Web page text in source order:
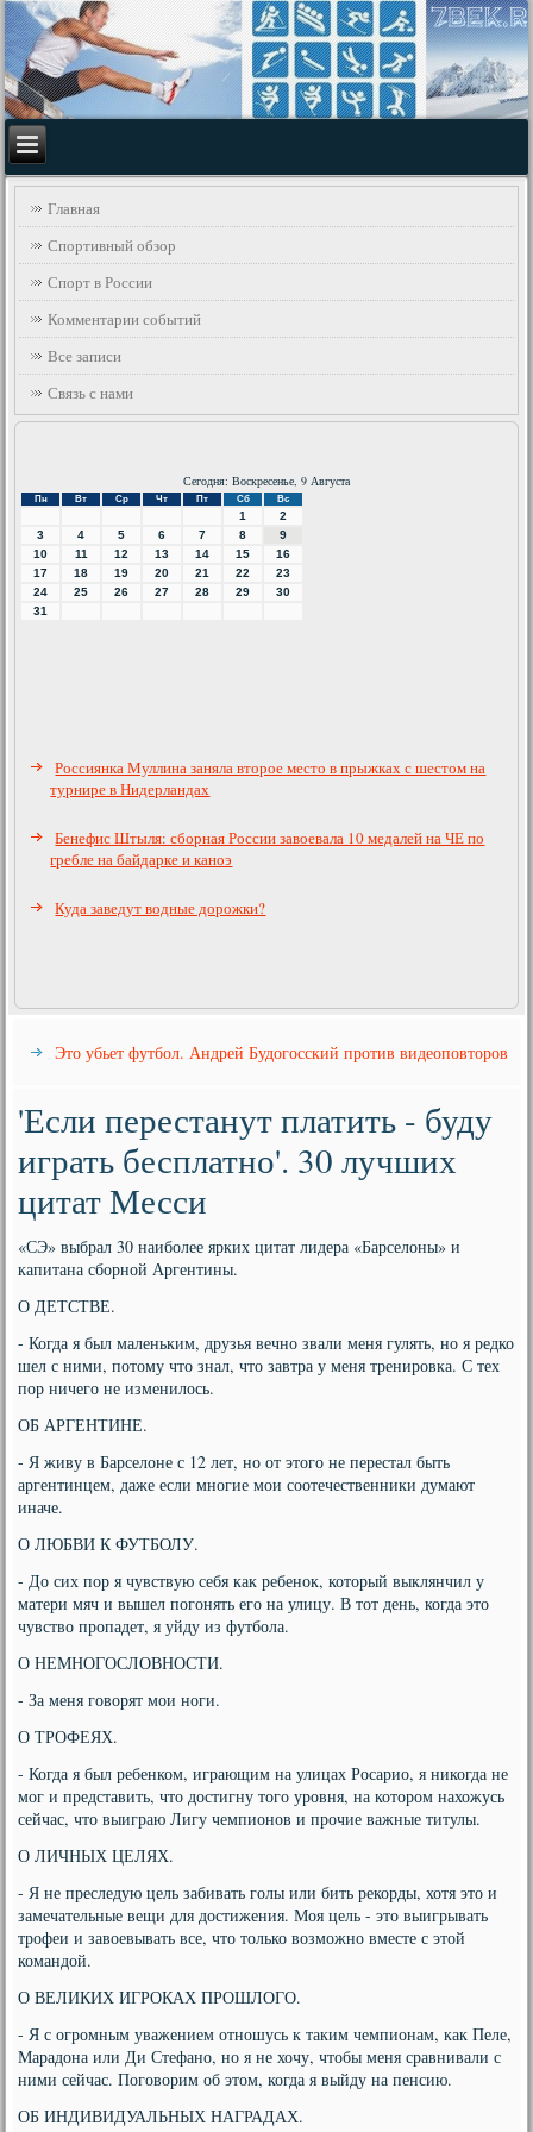
Главная
Спортивный обзор
Спорт в России
Комментарии событий
Все записи
Связь с нами
Сегодня: Воскресенье, 9 Августа
Пн Вт Ср Чт Пт Сб Вс
1
2
3
4 5 6 7 8
9
10
11 12 13 14 15
16
17
18 19 20 21 22
23
24
25 26 27 28 29
30
31
Россиянка Муллина заняла второе место в прыжках с шестом на
турнире в Нидерландах
Бенефис Штыля: сборная России завоевала 10 медалей на ЧЕ по
гребле на байдарке и каноэ
Куда заведут водные дорожки?
Это убьет футбол. Андрей Будогосский против видеоповторов
'Если перестанут платить - буду
играть бесплатно'. 30 лучших
цитат Месси
«СЭ» выбрал 30 наиболее ярких цитат лидера «Барселоны» и
капитана сборной Аргентины.
О ДЕТСТВЕ.
- Когда я был маленьким, друзья вечно звали меня гулять, но я редко
шел с ними, потому что знал, что завтра у меня тренировка. С тех
пор ничего не изменилось.
ОБ АРГЕНТИНЕ.
- Я живу в Барселоне с 12 лет, но от этого не перестал быть
аргентинцем, даже если многие мои соотечественники думают
иначе.
О ЛЮБВИ К ФУТБОЛУ.
- До сих пор я чувствую себя как ребенок, который выклянчил у
матери мяч и вышел погонять его на улицу. В тот день, когда это
чувство пропадет, я уйду из футбола.
О НЕМНОГОСЛОВНОСТИ.
- За меня говорят мои ноги.
О ТРОФЕЯХ.
- Когда я был ребенком, играющим на улицах Росарио, я никогда не
мог и представить, что достигну того уровня, на котором нахожусь
сейчас, что выиграю Лигу чемпионов и прочие важные титулы.
О ЛИЧНЫХ ЦЕЛЯХ.
- Я не преследую цель забивать голы или бить рекорды, хотя это и
замечательные вещи для достижения. Моя цель - это выигрывать
трофеи и завоевывать все, что только возможно вместе с этой
командой.
О ВЕЛИКИХ ИГРОКАХ ПРОШЛОГО.
- Я с огромным уважением отношусь к таким чемпионам, как Пеле,
Марадона или Ди Стефано, но я не хочу, чтобы меня сравнивали с
ними сейчас. Поговорим об этом, когда я выйду на пенсию.
ОБ ИНДИВИДУАЛЬНЫХ НАГРАДАХ.